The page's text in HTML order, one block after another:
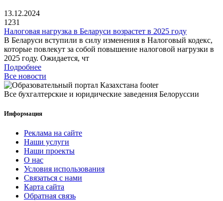
13.12.2024
1231
Налоговая нагрузка в Беларуси возрастет в 2025 году
В Беларуси вступили в силу изменения в Налоговый кодекс,
которые повлекут за собой повышение налоговой нагрузки в
2025 году. Ожидается, чт
Подробнее
Все новости
Все бухгалтерские и юридические заведения Белоруссии
Информация
Реклама на сайте
Наши услуги
Наши проекты
О нас
Условия использования
Связаться с нами
Карта сайта
Обратная связь